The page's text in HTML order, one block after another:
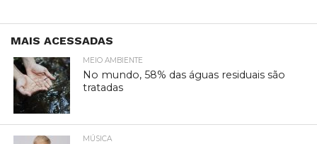
MAIS ACESSADAS
MEIO AMBIENTE
No mundo, 58% das águas residuais são
tratadas
MÚSICA